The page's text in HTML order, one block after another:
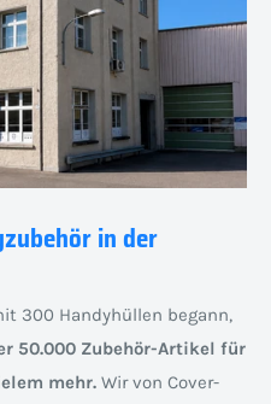
in der
300 Handyhüllen begann,
50.000 Zubehör-Artikel für
mehr. Wir von Cover-